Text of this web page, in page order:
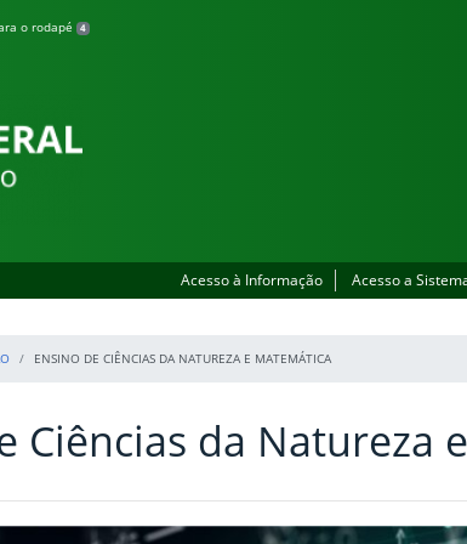
o rodapé 4
Acesso à Informação Acesso a
ENSINO DE CIÊNCIAS DA NATUREZA E MATEMÁTICA
Ciências da Natureza